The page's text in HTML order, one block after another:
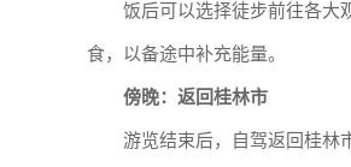
饭后可以选择徒步前往各大
食，以备途中补充能量。
傍晚：返回桂林市
游览结束后，自驾返回桂林